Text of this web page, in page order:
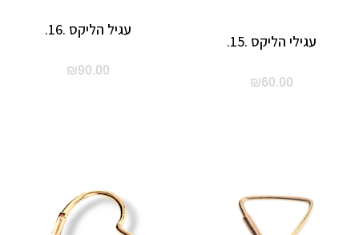
עגיל הליקס .16.
₪90.00
עגילי הליקס .15.
₪60.00